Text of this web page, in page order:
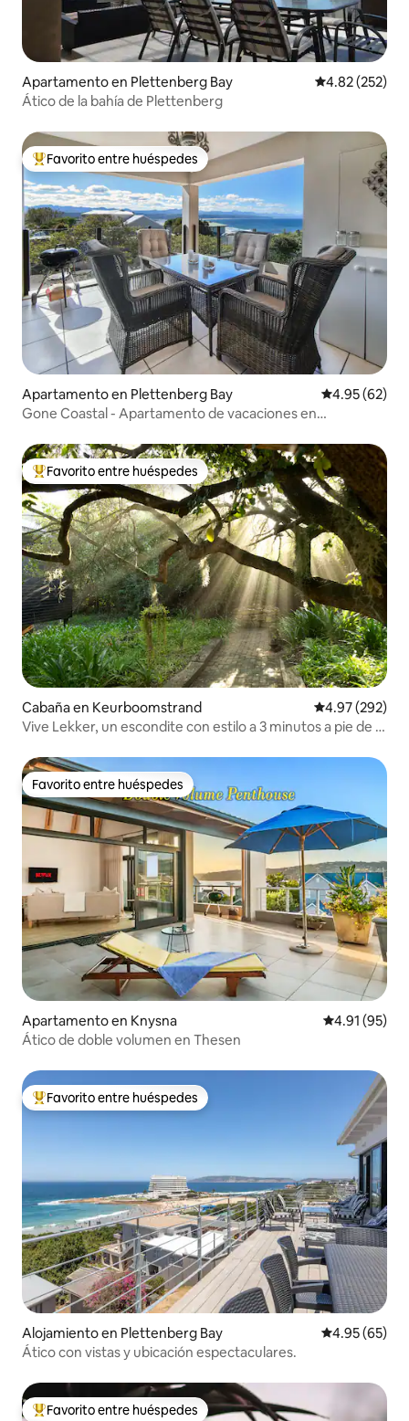
Apartamento en Plettenberg Bay Calificación
4.82 (252)
Ático de la bahía de Plettenberg
Favorito entre huéspedes preferido
Favorito entre huéspedes
Apartamento en Plettenberg Bay Calificación
4.95 (62)
Gone Coastal - Apartamento de vacaciones en
Favorito entre huéspedes preferido
Favorito entre huéspedes
Cabaña en Keurboomstrand Calificación
4.97 (292)
Vive Lekker, un escondite con estilo a 3 minutos a pie de la
Favorito entre huéspedes
Favorito entre huéspedes
Apartamento en Knysna Calificación
4.91 (95)
Ático de doble volumen en Thesen
Favorito entre huéspedes preferido
Favorito entre huéspedes
Alojamiento en Plettenberg Bay Calificación
4.95 (65)
Ático con vistas y ubicación espectaculares.
Favorito entre huéspedes